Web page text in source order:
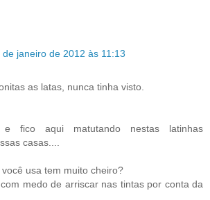
de janeiro de 2012 às 11:13
as latas, nunca tinha visto.
fico aqui matutando nestas latinhas
casas....
usa tem muito cheiro?
medo de arriscar nas tintas por conta da